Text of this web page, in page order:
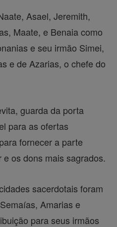
Asael, Jeremith,
Maate, e Benaia como
e seu irmão Simei,
e de Azarias, o chefe do
guarda da porta
para as ofertas
fornecer a parte
os dons mais sagrados.
sacerdotais foram
Amarias e
para seus irmãos